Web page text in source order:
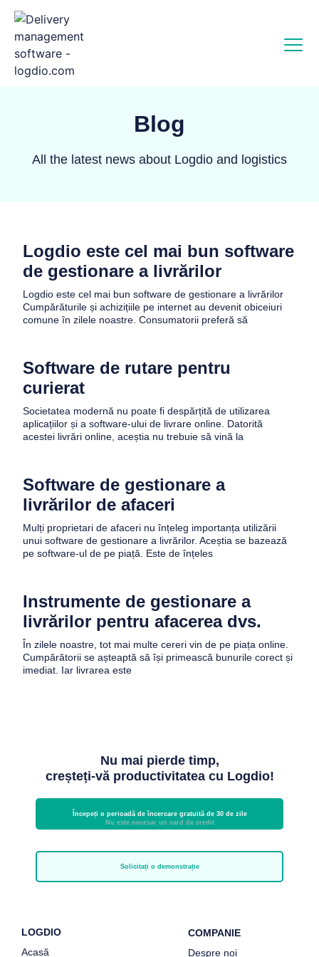
Blog
All the latest news about Logdio and logistics
Logdio este cel mai bun software
de gestionare a livrărilor
Logdio este cel mai bun software de gestionare a livrărilor
Cumpărăturile și achizițiile pe internet au devenit obiceiuri
comune în zilele noastre. Consumatorii preferă să
Software de rutare pentru
curierat
Societatea modernă nu poate fi despărțită de utilizarea
aplicațiilor și a software-ului de livrare online. Datorită
acestei livrări online, aceștia nu trebuie să vină la
Software de gestionare a
livrărilor de afaceri
Mulți proprietari de afaceri nu înțeleg importanța utilizării
unui software de gestionare a livrărilor. Aceștia se bazează
pe software-ul de pe piață. Este de înțeles
Instrumente de gestionare a
livrărilor pentru afacerea dvs.
În zilele noastre, tot mai multe cereri vin de pe piața online.
Cumpărătorii se așteaptă să își primească bunurile corect și
imediat. Iar livrarea este
Nu mai pierde timp,
creșteți-vă productivitatea cu Logdio!
Începeți o perioadă de încercare gratuită de 30 de zile
Nu este necesar un card de credit
Solicitați o demonstrație
LOGDIO
Acasă
COMPANIE
Despre noi